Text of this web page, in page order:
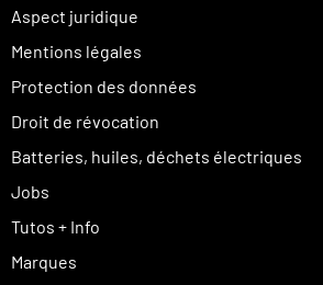
Aspect juridique
Mentions légales
Protection des données
Droit de révocation
Batteries, huiles, déchets électriques
Jobs
Tutos + Info
Marques